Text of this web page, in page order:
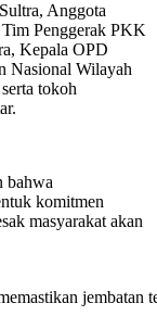
Anggota
Penggerak PKK
Kepala OPD
Nasional Wilayah
tokoh
bahwa
komitmen
masyarakat akan
jembatan